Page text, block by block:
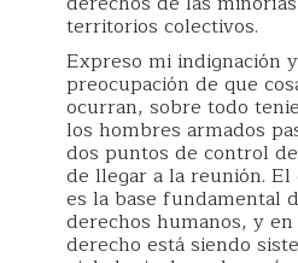
territorios colectivos.
Expreso mi indignación
preocupación de que
ocurran, sobre todo
los hombres armados
dos puntos de control
de llegar a la reunión.
es la base fundamental
derechos humanos, y
derecho está siendo